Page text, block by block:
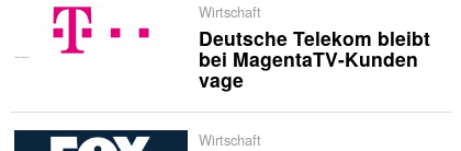
Wirtschaft
Deutsche Telekom bleibt
bei MagentaTV-Kunden
vage
Wirtschaft